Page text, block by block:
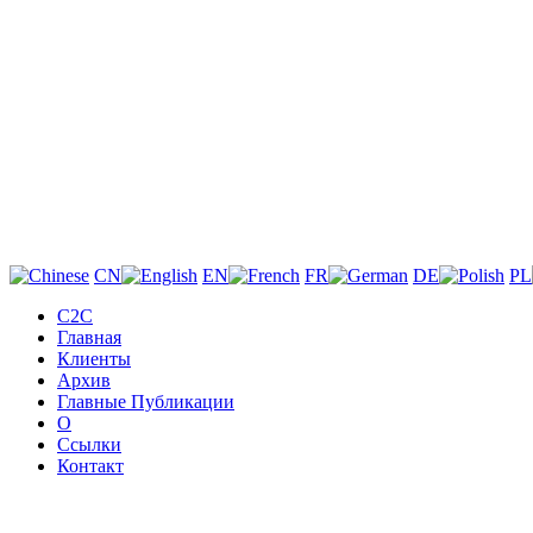
CN EN FR DE PL
C2C
Главная
Клиенты
Архив
Главные Публикации
О
Ссылки
Контакт